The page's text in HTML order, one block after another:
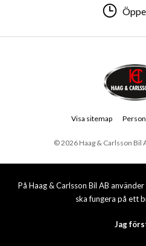
På Haag & Carlsson Bil AB
ska fungera på ett
Jag
© 2026 Haag & Carlsson Bil
Visa sitemap